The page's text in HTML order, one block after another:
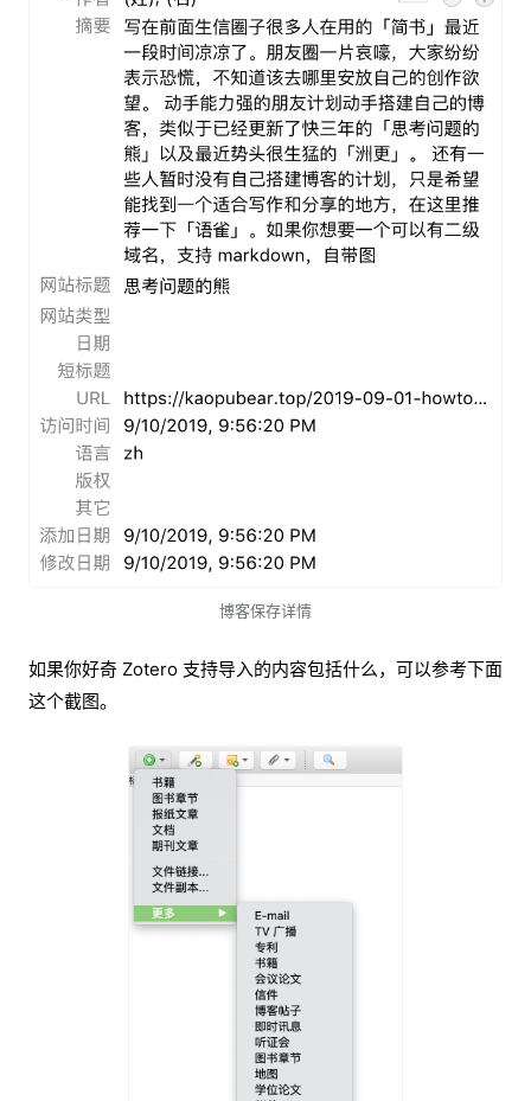
博客保存详情
如果你好奇 Zotero 支持导入的内容包括什么，可以参考下面
这个截图。